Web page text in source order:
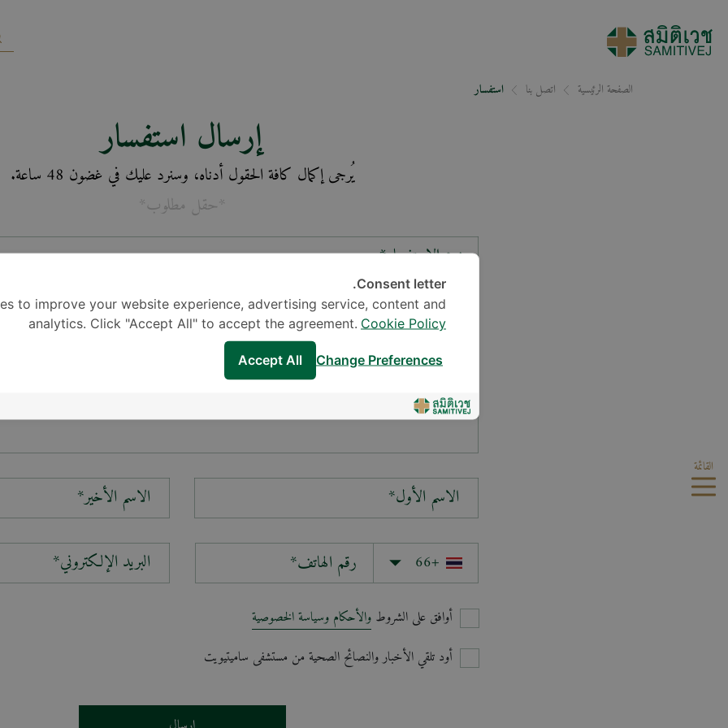
القائمة
الصفحة الرئيسية اتصل بنا استفسار
إرسال استفسار
يُرجى إكمال كافة الحقول أدناه، وسنرد عليك في غضون 48 ساعة.
*حقل مطلوب*
نوع الاستفسار*
الموقع*
الاسم الأول* الاسم الأخير*
البريد الإلكتروني*
أوافق على الشروط والأحكام وسياسة الخصوصية
أود تلقي الأخبار والنصائح الصحية من مستشفى ساميتيويت
Consent letter.
to improve your website experience, advertising service, content and
analytics. Click "Accept All" to accept the agreement. Cookie Policy
Accept All Change Preferences